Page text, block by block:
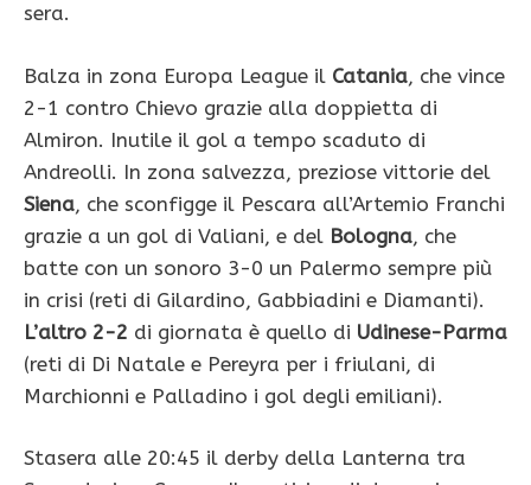
sera.
Balza in zona Europa League il Catania, che vince
2-1 contro Chievo grazie alla doppietta di
Almiron. Inutile il gol a tempo scaduto di
Andreolli. In zona salvezza, preziose vittorie del
Siena, che sconfigge il Pescara all’Artemio Franchi
grazie a un gol di Valiani, e del Bologna, che
batte con un sonoro 3-0 un Palermo sempre più
in crisi (reti di Gilardino, Gabbiadini e Diamanti).
L’altro 2-2 di giornata è quello di Udinese-Parma
(reti di Di Natale e Pereyra per i friulani, di
Marchionni e Palladino i gol degli emiliani).
Stasera alle 20:45 il derby della Lanterna tra